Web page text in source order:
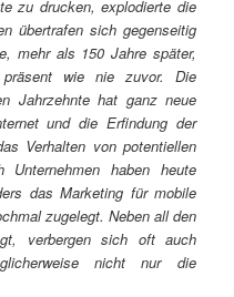
zu drucken, explodierte die
übertrafen sich gegenseitig
mehr als 150 Jahre später,
wie nie zuvor. Die
Jahrzehnte hat ganz neue
und die Erfindung der
Verhalten von potentiellen
Unternehmen haben heute
das Marketing für mobile
zugelegt. Neben all den
verbergen sich oft auch
nicht nur die